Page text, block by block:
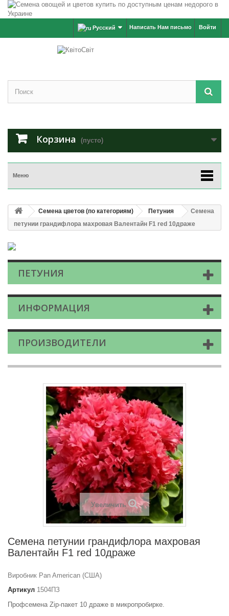
Войти
Написать Нам письмо
Русский
Корзина (пусто)
Меню
Семена цветов (по категориям) Петуния
Семена
петунии грандифлора махровая Валентайн F1 red 10драже
ПЕТУНИЯ
ИНФОРМАЦИЯ
ПРОИЗВОДИТЕЛИ
Увеличить
Семена петунии грандифлора махровая
Валентайн F1 red 10драже
Виробник Pan American (США)
Артикул 1504ПЗ
Профсемена Zip-пакет 10 драже в микропробирке.